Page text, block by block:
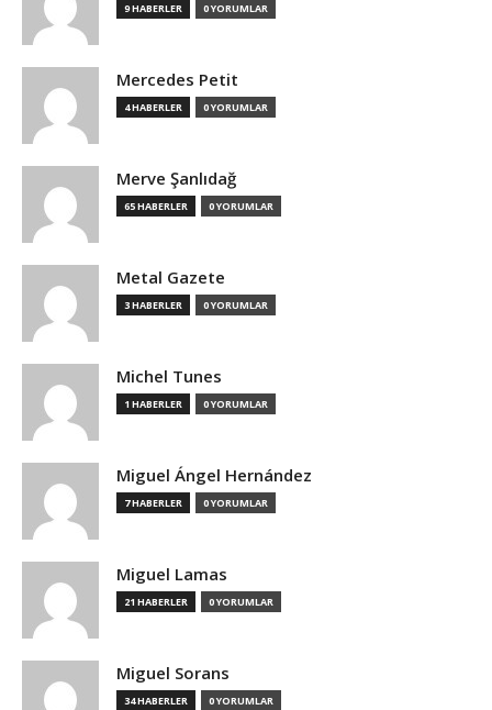
9 HABERLER 0 YORUMLAR
Mercedes Petit
4 HABERLER 0 YORUMLAR
Merve Şanlıdağ
65 HABERLER 0 YORUMLAR
Metal Gazete
3 HABERLER 0 YORUMLAR
Michel Tunes
1 HABERLER 0 YORUMLAR
Miguel Ángel Hernández
7 HABERLER 0 YORUMLAR
Miguel Lamas
21 HABERLER 0 YORUMLAR
Miguel Sorans
34 HABERLER 0 YORUMLAR